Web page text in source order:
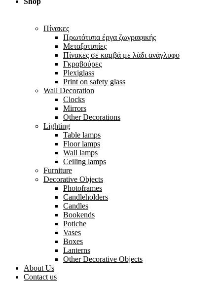
Πίνακες
Πρωτότυπα έργα ζωγραφικής
Μεταξοτυπίες
Πίνακες σε καμβά με λάδι ανάγλυφο
Γκραβούρες
Plexiglass
Print on safety glass
Wall Decoration
Clocks
Mirrors
Other Decorations
Lighting
Table lamps
Floor lamps
Wall lamps
Ceiling lamps
Furniture
Decorative Objects
Photoframes
Candleholders
Candles
Bookends
Potiche
Vases
Boxes
Lanterns
Other Decorative Objects
About Us
Contact us